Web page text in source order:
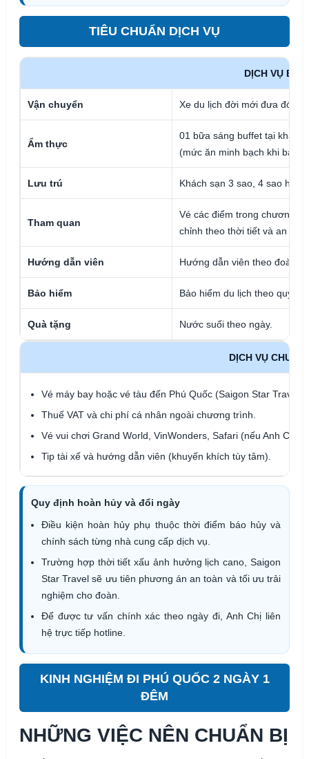
TIÊU CHUẨN DỊCH VỤ
DỊCH VỤ
Vận chuyển Xe du lịch đời mới đưa đón
Ẩm thực
01 bữa sáng buffet tại
(mức ăn minh bạch khi báo
Lưu trú Khách sạn 3 sao, 4 sao
Tham quan
Vé các điểm trong chương
chỉnh theo thời tiết và an
Hướng dẫn viên Hướng dẫn viên theo đoàn,
Bảo hiểm Bảo hiểm du lịch theo quy
Quà tặng Nước suối theo ngày.
DỊCH VỤ CHƯA
Vé máy bay hoặc vé tàu đến Phú Quốc (Saigon Star Travel
Thuế VAT và chi phí cá nhân ngoài chương trình.
Vé vui chơi Grand World, VinWonders, Safari (nếu Anh Chị
Tip tài xế và hướng dẫn viên (khuyến khích tùy tâm).
Quy định hoàn hủy và đổi ngày
Điều kiện hoàn hủy phụ thuộc thời điểm báo hủy và
chính sách từng nhà cung cấp dịch vụ.
Trường hợp thời tiết xấu ảnh hưởng lịch cano, Saigon
Star Travel sẽ ưu tiên phương án an toàn và tối ưu trải
nghiệm cho đoàn.
Để được tư vấn chính xác theo ngày đi, Anh Chị liên
hệ trực tiếp hotline.
KINH NGHIỆM ĐI PHÚ QUỐC 2 NGÀY 1
ĐÊM
NHỮNG VIỆC NÊN CHUẨN BỊ